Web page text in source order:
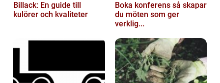
Billack: En guide till
kulörer och kvaliteter
Boka konferens så skapar
du möten som ger
verklig...